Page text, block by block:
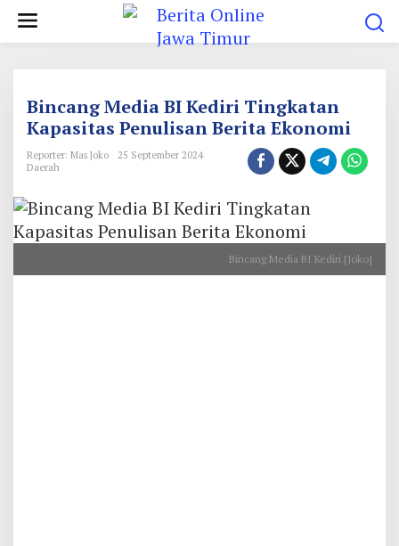
Bincang Media BI Kediri Tingkatan
Kapasitas Penulisan Berita Ekonomi
Reporter: Mas Joko
25 September 2024
Daerah
Bincang Media BI Kediri.[Joko]